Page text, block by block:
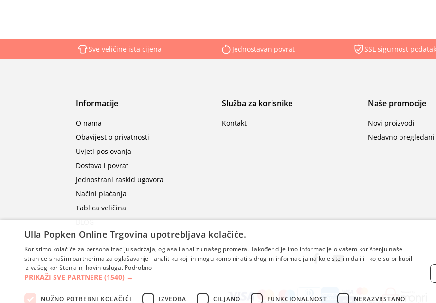
Sve veličine ista cijena Jednostavan povrat SSL sigurnost
Informacije
O nama
Obavijest o privatnosti
Uvjeti poslovanja
Dostava i povrat
Jednostrani raskid ugovora
Načini plaćanja
Tablica veličina
BLOG
Služba za korisnike
Kontakt
Naše promocije
Novi proizvodi
Nedavno
Ulla Popken Online Trgovina upotrebljava kolačiće.
Koristimo kolačiće za personalizaciju sadržaja, oglasa i analizu našeg prometa. Također dijelimo informacije o vašem korištenju naše
stranice s našim partnerima za oglašavanje i analitiku koji ih mogu kombinirati s drugim informacijama koje ste im dali ili koje su prikupili
iz vašeg korištenja njihovih usluga. Podrobno
PRIKAŽI SVE PARTNERE (1540) →
NUŽNO POTREBNI KOLAČIĆI IZVEDBA CILJANO FUNKCIONALNOST NERAZVRSTANO